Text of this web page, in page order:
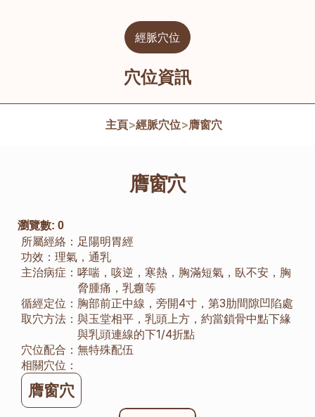
經脈穴位
穴位資訊
主頁>經脈穴位>膺窗穴
膺窗穴
瀏覽數: 0
所屬經絡： 足陽明胃經
功效： 理氣，通乳
主治病症： 哮喘，咳逆，寒熱，胸滿短氣，臥不安，胸
脅腫痛，乳癰等
循經定位： 胸部前正中線，旁開4寸，第3肋間隙凹陷處
取穴方法： 與玉堂相平，乳頭上方，約當鎖骨中點下緣
與乳頭連線的下1/4折點
穴位配合： 無特殊配伍
相關穴位：
膺窗穴